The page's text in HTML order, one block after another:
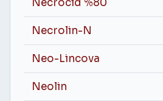
Necrocid %80
Necrolin-N
Neo-Lincova
Neolin